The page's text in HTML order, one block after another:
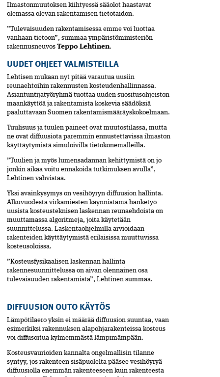
Ilmastonmuutoksen kiihtyessä sääolot haastavat
olemassa olevan rakentamisen tietotaidon.
”Tulevaisuuden rakentamisessa emme voi luottaa
vanhaan tietoon”, summaa ympäristöministeriön
rakennusneuvos Teppo Lehtinen.
UUDET OHJEET VALMISTEILLA
Lehtisen mukaan nyt pitää varautua uusiin
reunaehtoihin rakennusten kosteudenhallinnassa.
Asiantuntijatyöryhmä tuottaa uuden suositusohjeiston
maankäyttöä ja rakentamista koskevia säädöksiä
paaluttavaan Suomen rakentamismääräyskokoelmaan.
Tuulisuus ja tuulen paineet ovat muutostilassa, mutta
ne ovat diffuusiota paremmin ennustettavissa ilmaston
käyttäytymistä simuloivilla tietokonemalleilla.
”Tuulien ja myös lumensadannan kehittymistä on jo
jonkin aikaa voitu ennakoida tutkimuksen avulla”,
Lehtinen vahvistaa.
Yksi avainkysymys on vesihöyryn diffuusion hallinta.
Alkuvuodesta virkamiesten käynnistämä hanketyö
uusista kosteusteknisen laskennan reunaehdoista on
muuttamassa algoritmeja, joita käytetään
suunnittelussa. Laskentaohjelmilla arvioidaan
rakenteiden käyttäytymistä erilaisissa muuttuvissa
kosteusoloissa.
”Kosteusfysikaalisen laskennan hallinta
rakennesuunnittelussa on aivan olennainen osa
tulevaisuuden rakentamista”, Lehtinen summaa.
DIFFUUSION OUTO KÄYTÖS
Lämpötilaero yksin ei määrää diffuusion suuntaa, vaan
esimerkiksi rakennuksen alapohjarakenteissa kosteus
voi diffusoitua kylmemmästä lämpimämpään.
Kosteusvaurioiden kannalta ongelmallisin tilanne
syntyy, jos rakenteen sisäpuolelta pääsee vesihöyryä
diffuusiolla enemmän rakenteeseen kuin rakenteesta